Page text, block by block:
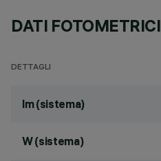
DATI FOTOMETRICI
DETTAGLI
lm (sistema)
W (sistema)